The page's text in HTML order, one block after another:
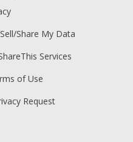
Share My Data
Services
of Use
Request